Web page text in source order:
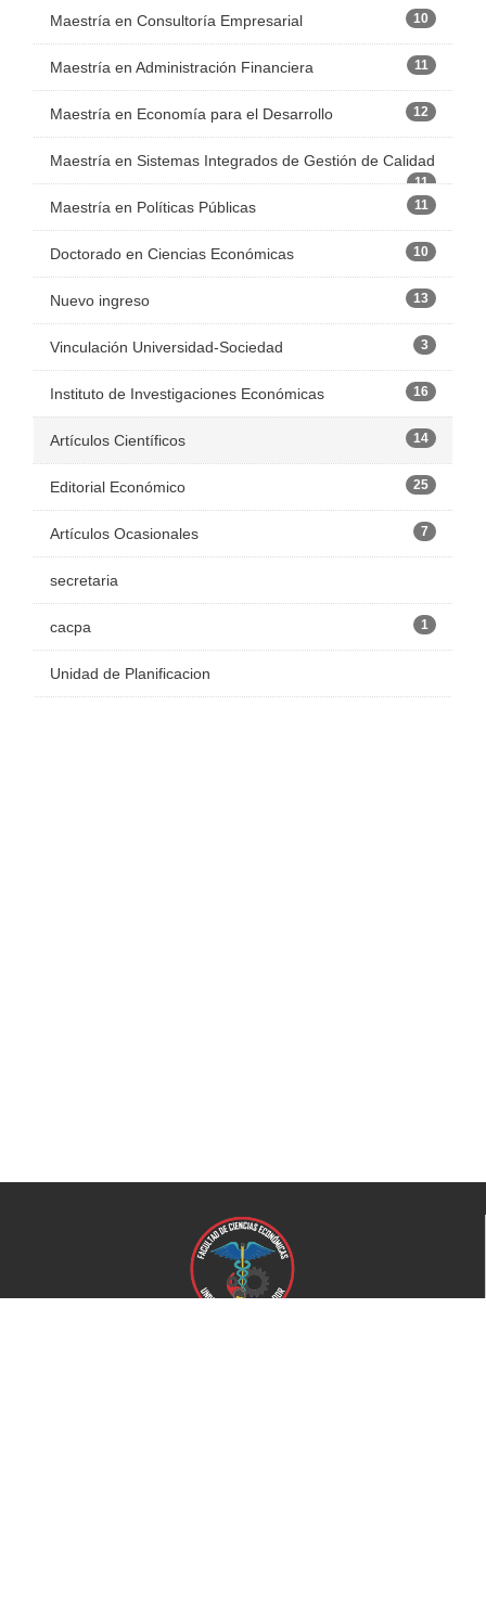
Maestría en Consultoría Empresarial 10
Maestría en Administración Financiera 11
Maestría en Economía para el Desarrollo 12
Maestría en Sistemas Integrados de Gestión de Calidad
11
Maestría en Políticas Públicas 11
Doctorado en Ciencias Económicas 10
Nuevo ingreso 13
Vinculación Universidad-Sociedad 3
Instituto de Investigaciones Económicas 16
Artículos Científicos 14
Editorial Económico 25
Artículos Ocasionales 7
secretaria
cacpa 1
Unidad de Planificacion